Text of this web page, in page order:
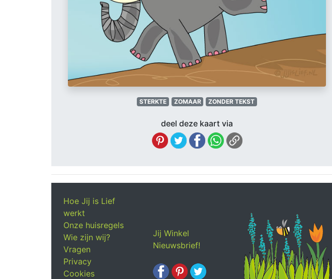
STERKTE ZOMAAR ZONDER TEKST
deel deze kaart via
Hoe Jij is Lief
werkt
Onze huisregels
Wie zijn wij?
Vragen
Privacy
Cookies
Jij Winkel
Nieuwsbrief!